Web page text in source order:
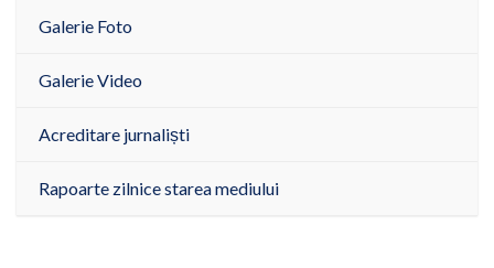
Galerie Foto
Galerie Video
Acreditare jurnaliști
Rapoarte zilnice starea mediului